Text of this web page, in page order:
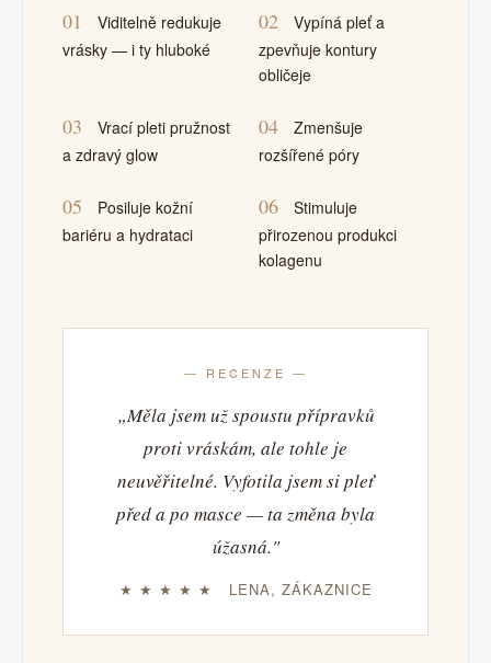
01
Viditelně redukuje
vrásky — i ty hluboké
02
Vypíná pleť a
zpevňuje kontury
obličeje
03
Vrací pleti pružnost
a zdravý glow
04
Zmenšuje
rozšířené póry
05
Posiluje kožní
bariéru a hydrataci
06
Stimuluje
přirozenou produkci
kolagenu
— RECENZE —
„Měla jsem už spoustu přípravků
proti vráskám, ale tohle je
neuvěřitelné. Vyfotila jsem si pleť
před a po masce — ta změna byla
úžasná."
★ ★ ★ ★ ★ LENA, ZÁKAZNICE